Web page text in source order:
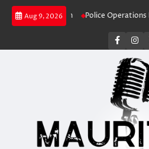
Skip
Aug 9, 2026
Rush Police Operations Lead to